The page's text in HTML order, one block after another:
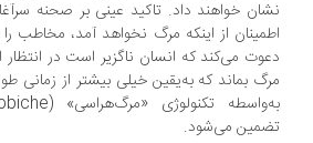
خواهند داد. تاکید عینی بر صحنه سرآغاز
از اینکه مرگ نخواهد آمد، مخاطب را به
می‌کند که انسان ناگزیر است در انتظار اراده
بماند که به‌یقین خیلی بیشتر از زمانی طول
می‌شود.